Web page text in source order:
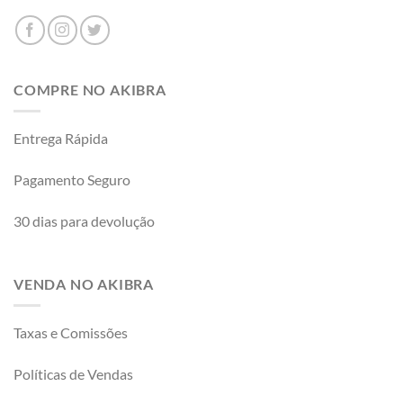
COMPRE NO AKIBRA
Entrega Rápida
Pagamento Seguro
30 dias para devolução
VENDA NO AKIBRA
Taxas e Comissões
Políticas de Vendas